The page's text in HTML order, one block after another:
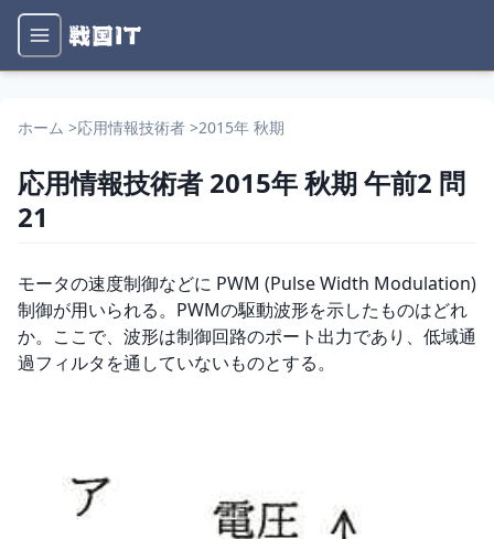
ホーム >応用情報技術者 >2015年 秋期
応用情報技術者 2015年 秋期午前2 問
21
問題文
モータの速度制御などに PWM (Pulse Width Modulation)
制御が用いられる。PWMの駆動波形を示したものはどれ
か。ここで、波形は制御回路のポート出力であり、低域通
過フィルタを通していないものとする。